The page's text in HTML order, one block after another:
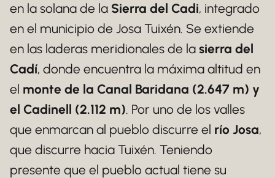
en la solana de la Sierra del Cadi, integrado
en el municipio de Josa Tuixén. Se extiende
en las laderas meridionales de la sierra del
Cadí, donde encuentra la máxima altitud en
el monte de la Canal Baridana (2.647 m) y
el Cadinell (2.112 m). Por uno de los valles
que enmarcan al pueblo discurre el río Josa,
que discurre hacia Tuixén. Teniendo
presente que el pueblo actual tiene su